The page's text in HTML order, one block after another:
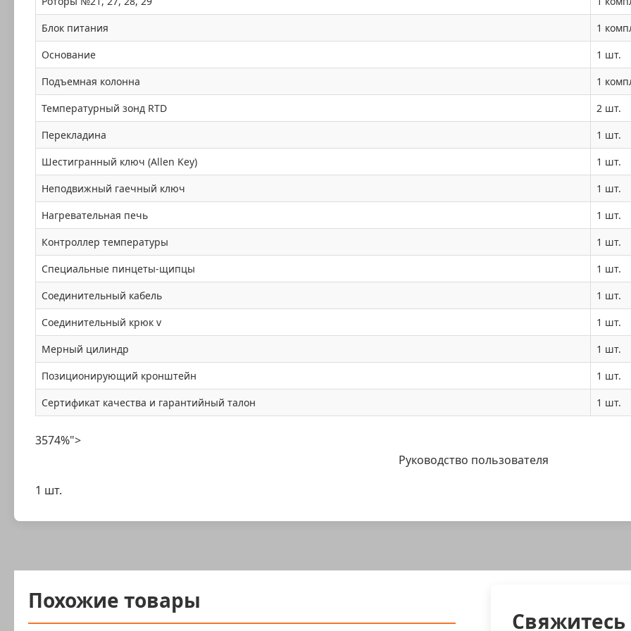
Блок питания
1
Основание
1 шт.
Подъемная колонна
1
Температурный зонд RTD
2 шт.
Перекладина
1 шт.
Шестигранный ключ (Allen Key)
1 шт.
Неподвижный гаечный ключ
1 шт.
Нагревательная печь
1 шт.
Контроллер температуры
1 шт.
Специальные пинцеты-щипцы
1 шт.
Соединительный кабель
1 шт.
Соединительный крюк v
1 шт.
Мерный цилиндр
1 шт.
Позиционирующий кронштейн
1 шт.
Сертификат качества и гарантийный талон
1 шт.
3574%">
Руководство пользователя
1 шт.
Похожие товары